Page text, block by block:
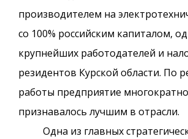
производителем на
со 100% российским капиталом,
крупнейших работодателей и
резидентов Курской области. По
работы предприятие многократно
признавалось лучшим в отрасли.
Одна из главных